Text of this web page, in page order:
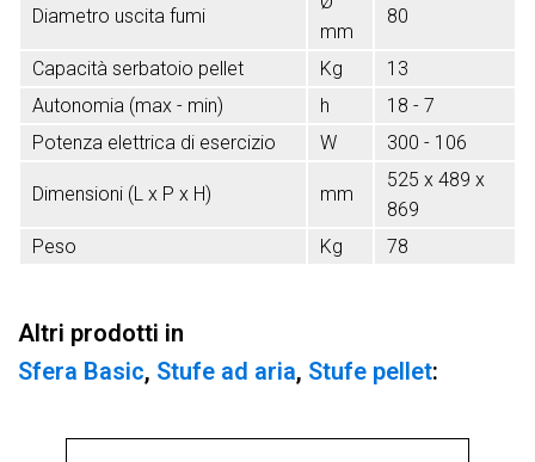
Diametro uscita fumi
mm
80
Capacità serbatoio pellet Kg
13
Autonomia (max - min)
h
18 - 7
Potenza elettrica di esercizio
W 300 - 106
Dimensioni (L x P x H) mm
525 x 489 x
869
Peso
Kg 78
Altri prodotti in
Sfera Basic, Stufe ad aria, Stufe pellet: